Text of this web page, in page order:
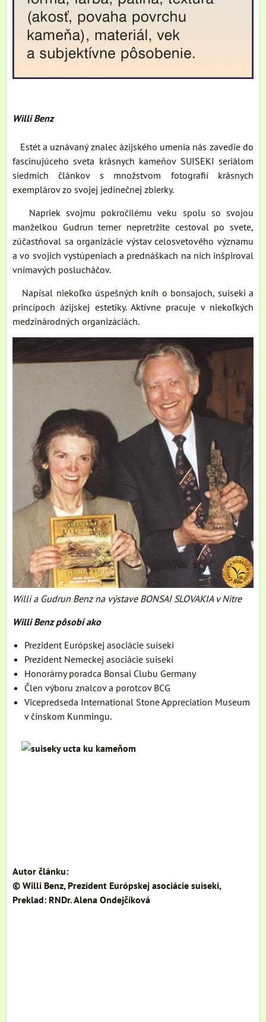
Willi Benz
Estét a uznávaný znalec ázijského umenia nás zavedie do
fascinujúceho sveta krásnych kameňov SUISEKI seriálom
siedmich článkov s množstvom fotografií krásnych
exemplárov zo svojej jedinečnej zbierky.
Napriek svojmu pokročilému veku spolu so svojou
manželkou Gudrun temer nepretržite cestoval po svete,
zúčastňoval sa organizácie výstav celosvetového významu
a vo svojich vystúpeniach a prednáškach na nich inšpiroval
vnímavých poslucháčov.
Napísal niekoľko úspešných kníh o bonsajoch, suiseki a
princípoch ázijskej estetiky. Aktívne pracuje v niekoľkých
medzinárodných organizáciách.
Willi a Gudrun Benz na výstave BONSAI SLOVAKIA v Nitre
Willi Benz pôsobí ako
Prezident Európskej asociácie suiseki
Prezident Nemeckej asociácie suiseki
Honorárny poradca Bonsai Clubu Germany
Člen výboru znalcov a porotcov BCG
Vicepredseda International Stone Appreciation Museum
v čínskom Kunmingu.
Autor článku:
© Willi Benz, Prezident Európskej asociácie suiseki,
Preklad: RNDr. Alena Ondejčíková